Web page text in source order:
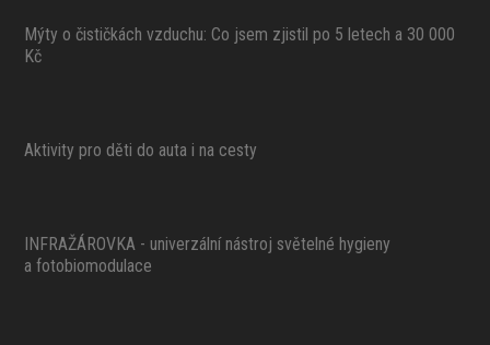
Mýty o čističkách vzduchu: Co jsem zjistil po 5 letech a 30 000
Kč
Aktivity pro děti do auta i na cesty
INFRAŽÁROVKA - univerzální nástroj světelné hygieny
a fotobiomodulace